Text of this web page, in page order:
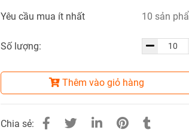
Yêu cầu mua ít nhất
10 sản
Số lượng:
Thêm vào giỏ hàng
Chia sẻ: